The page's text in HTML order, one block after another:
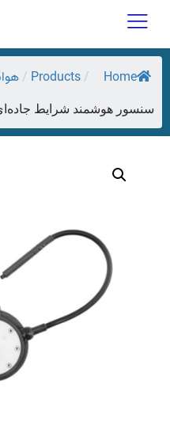
Home
/
Products
/
سنسور هوشمند شرایط